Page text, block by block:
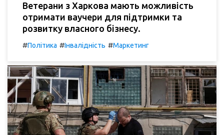
Ветерани з Харкова мають можливість
отримати ваучери для підтримки та
розвитку власного бізнесу.
#Політика #Інвалідність #Маркетинг